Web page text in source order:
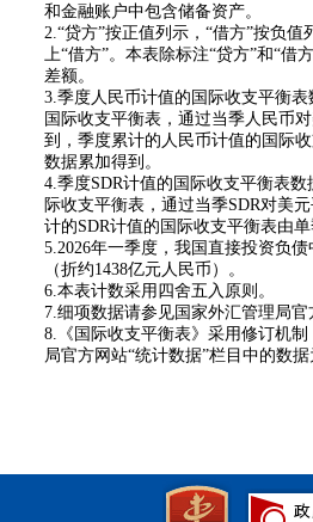
和金融账户中包含储备资产。
2.“贷方”按正值列示， “借方”按负值
上“借方”。本表除标注“贷方”和“借方
差额。
3. 季度人民币计值的国际收支平衡
国际收支平衡表，通过当季人民币
到，季度累计的人民币计值的国际
数据累加得到。
4. 季度SDR计值的国际收支平衡表数
际收支平衡表，通过当季SDR对美
计的SDR计值的国际收支平衡表由
5.2026年一季度，我国直接投资负债
（折约1438亿元人民币）。
6. 本表计数采用四舍五入原则。
7. 细项数据请参见国家外汇管理局官
8.
《国际收支平衡表》采用修订机
局官方网站“统计数据”栏目中的数据